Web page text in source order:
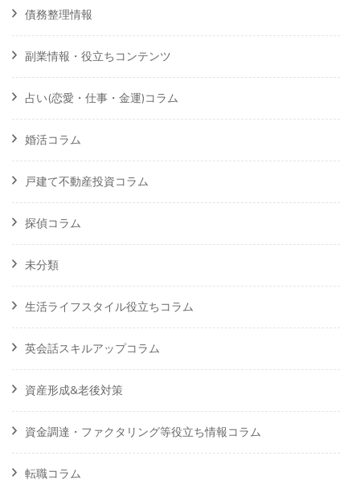
債務整理情報
副業情報・役立ちコンテンツ
占い(恋愛・仕事・金運)コラム
婚活コラム
戸建て不動産投資コラム
探偵コラム
未分類
生活ライフスタイル役立ちコラム
英会話スキルアップコラム
資産形成&老後対策
資金調達・ファクタリング等役立ち情報コラム
転職コラム